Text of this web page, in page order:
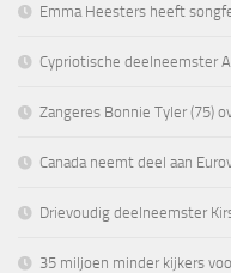
Emma Heesters heeft
Cypriotische deelneemster
Zangeres Bonnie Tyler (75)
Canada neemt deel aan
Drievoudig deelneemster
35 miljoen minder kijkers